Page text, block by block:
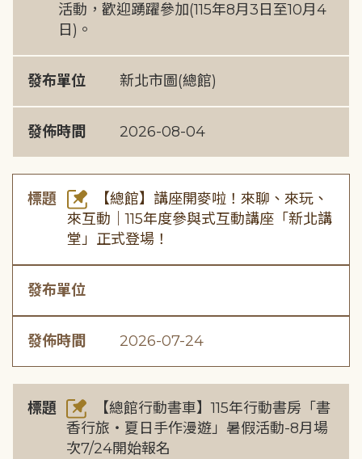
活動，歡迎踴躍參加(115年8月3日至10月4
日)。
發布單位 新北市圖(總館)
發佈時間 2026-08-04
標題
【總館】講座開麥啦！來聊、來玩、
來互動｜115年度參與式互動講座「新北講
堂」正式登場！
發布單位
發佈時間 2026-07-24
標題
【總館行動書車】115年行動書房「書
香行旅・夏日手作漫遊」暑假活動-8月場
次7/24開始報名